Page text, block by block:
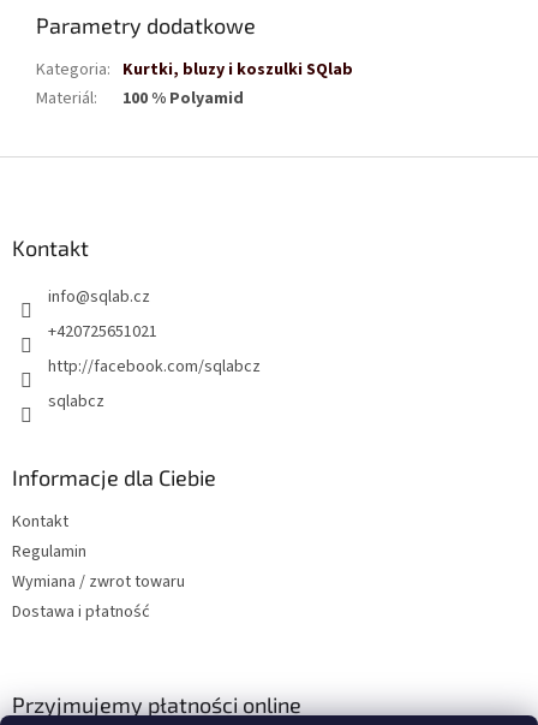
Parametry dodatkowe
Kategoria: Kurtki, bluzy i koszulki SQlab
Materiál: 100 % Polyamid
Kontakt
info@sqlab.cz
+420725651021
http://facebook.com/sqlabcz
sqlabcz
Informacje dla Ciebie
Kontakt
Regulamin
Wymiana / zwrot towaru
Dostawa i płatność
Przyjmujemy płatności online